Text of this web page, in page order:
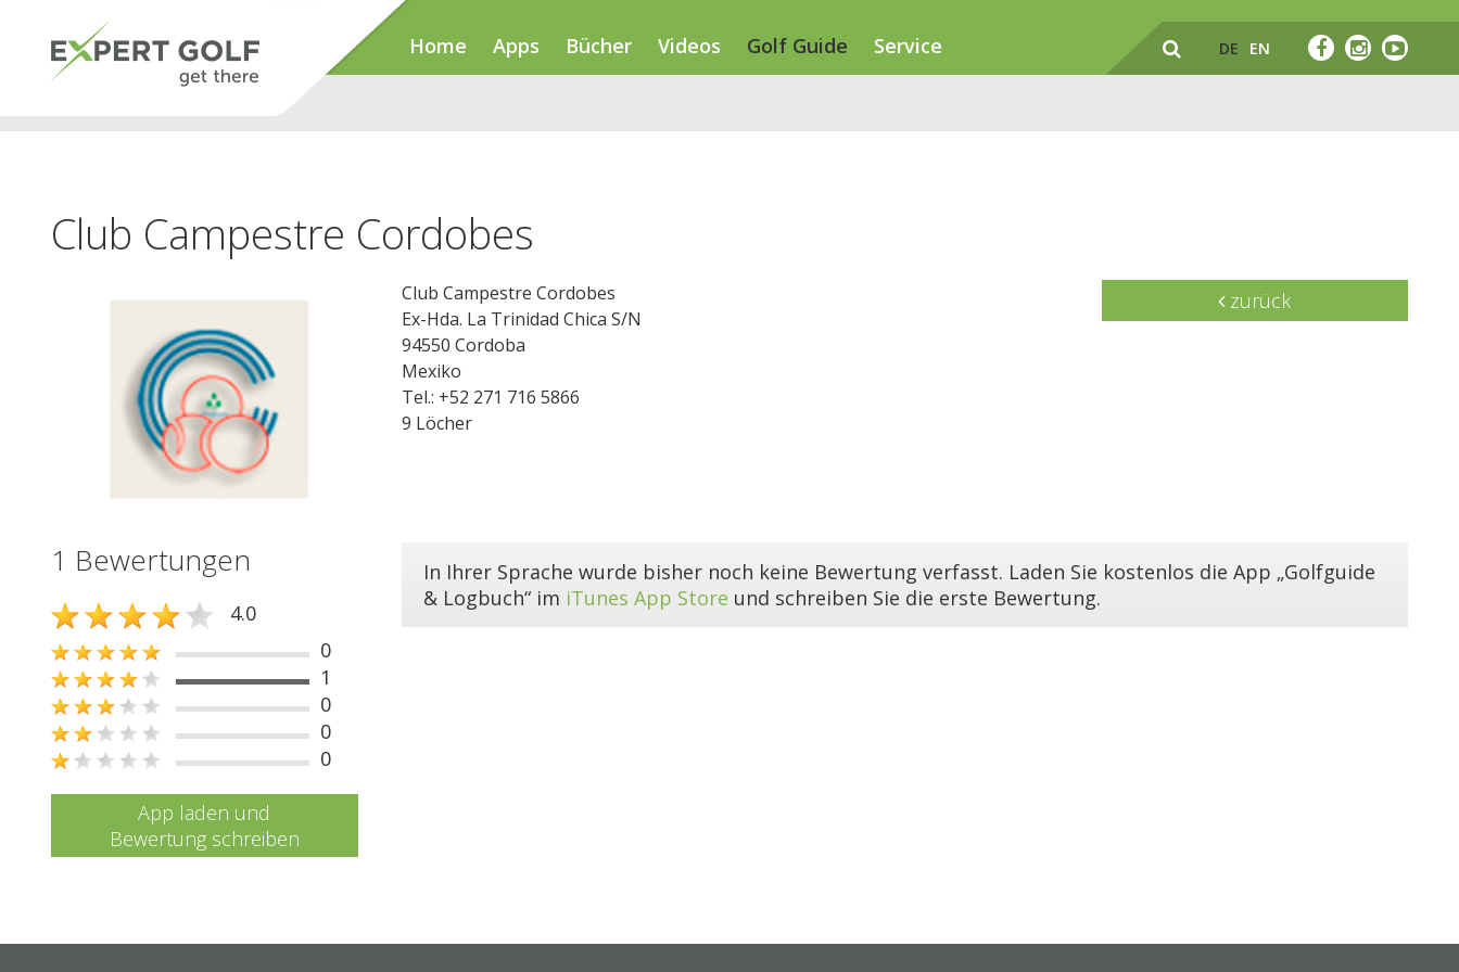
Home Apps Bücher Videos Golf Guide Service DE EN
Club Campestre Cordobes
Club Campestre Cordobes
Ex-Hda. La Trinidad Chica S/N
94550 Cordoba
Mexiko
Tel.: +52 271 716 5866
9 Löcher
zurück
1 Bewertungen
4.0
0
1
0
0
0
App laden und
Bewertung schreiben
In Ihrer Sprache wurde bisher noch keine Bewertung verfasst. Laden Sie kostenlos die App „Golfguide
& Logbuch“ im iTunes App Store und schreiben Sie die erste Bewertung.